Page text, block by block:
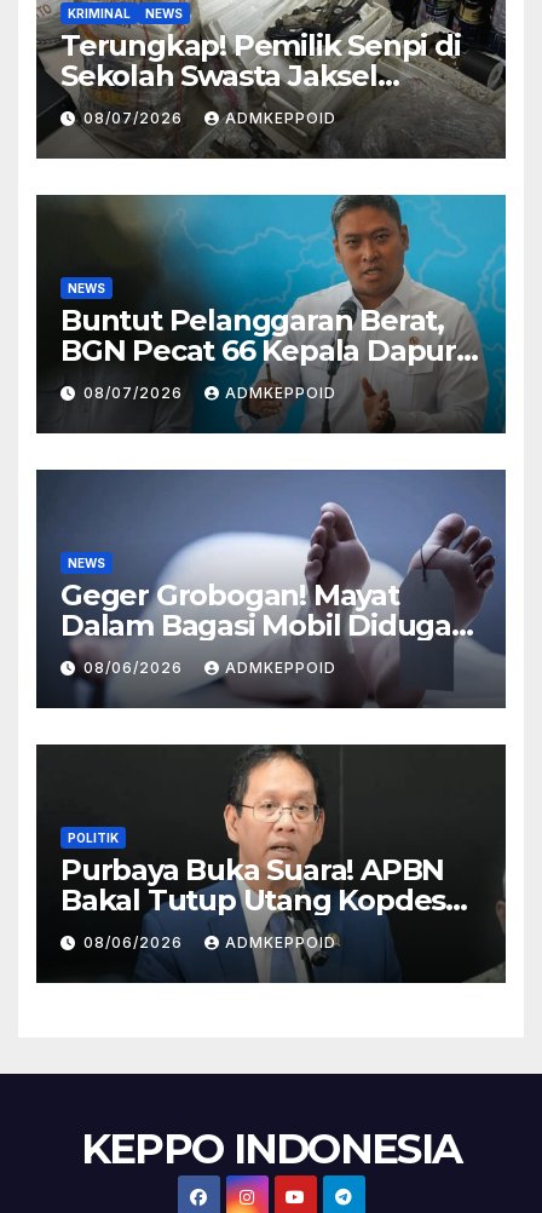
KRIMINAL NEWS
Terungkap! Pemilik Senpi di
Sekolah Swasta Jaksel
Ternyata Direktur
Perusahaan Airsoft Gun
Impor
08/07/2026 ADMKEPPOID
NEWS
Buntut Pelanggaran Berat,
BGN Pecat 66 Kepala Dapur
MBG dan Ungkap Alasannya
08/07/2026 ADMKEPPOID
NEWS
Geger Grobogan! Mayat
Dalam Bagasi Mobil Diduga
Terkait Hilangnya Bos Konter
HP
08/06/2026 ADMKEPPOID
POLITIK
Purbaya Buka Suara! APBN
Bakal Tutup Utang Kopdes
Rp 240 Triliun, Cicilan Rp 40
Triliun per Tahun
08/06/2026 ADMKEPPOID
KEPPO INDONESIA